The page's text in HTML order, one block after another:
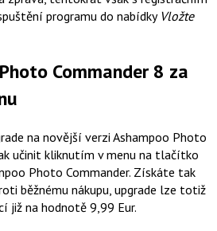
programu do nabídky Vložte
Commander 8 za
na novější verzi Ashampoo Photo
učinit kliknutím v menu na tlačítko
Photo Commander. Získáte tak
běžnému nákupu, upgrade lze totiž
již na hodnotě 9,99 Eur.